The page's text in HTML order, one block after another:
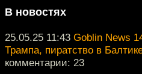
В новостях
25.05.25 11:43 Goblin News
Трампа, пиратство в
комментарии: 23